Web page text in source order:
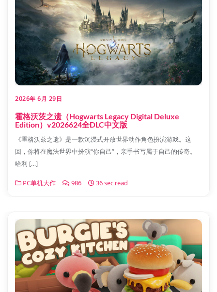
2026年 6月 29日
霍格沃茨之遗（Hogwarts Legacy Digital Deluxe
Edition）v2026624全DLC中文版
《霍格沃兹之遗》是一款沉浸式开放世界动作角色扮演游戏。这
回，你将在魔法世界中扮演“你自己”，亲手书写属于自己的传奇。
哈利 […]
PC单机大作 986 36 sec read